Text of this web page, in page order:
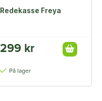
Redekasse Freya
299 kr
På lager